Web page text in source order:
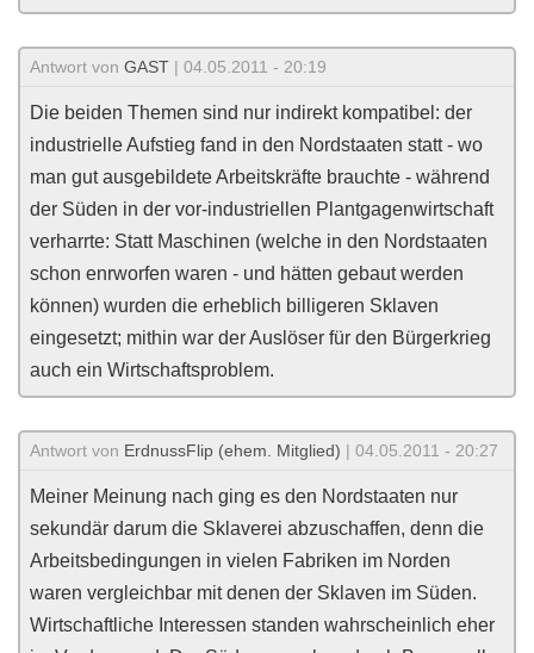
Antwort von GAST | 04.05.2011 - 20:19
Die beiden Themen sind nur indirekt kompatibel: der
industrielle Aufstieg fand in den Nordstaaten statt - wo
man gut ausgebildete Arbeitskräfte brauchte - während
der Süden in der vor-industriellen Plantgagenwirtschaft
verharrte: Statt Maschinen (welche in den Nordstaaten
schon enrworfen waren - und hätten gebaut werden
können) wurden die erheblich billigeren Sklaven
eingesetzt; mithin war der Auslöser für den Bürgerkrieg
auch ein Wirtschaftsproblem.
Antwort von ErdnussFlip (ehem. Mitglied) | 04.05.2011 - 20:27
Meiner Meinung nach ging es den Nordstaaten nur
sekundär darum die Sklaverei abzuschaffen, denn die
Arbeitsbedingungen in vielen Fabriken im Norden
waren vergleichbar mit denen der Sklaven im Süden.
Wirtschaftliche Interessen standen wahrscheinlich eher